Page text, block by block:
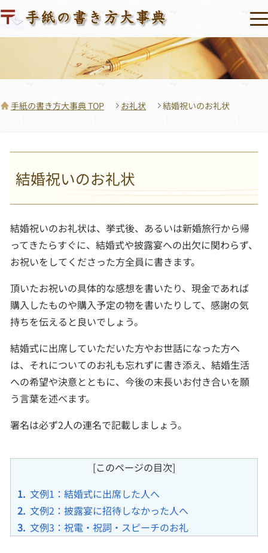
手紙の書き方大事典 TOP お礼状 結婚祝いのお礼状
結婚祝いのお礼状
結婚祝いのお礼状は、挙式後、あるいは新婚旅行から帰
ってきたらすぐに、結婚式や披露宴への出欠に関わらず、
お祝いをしてくださった方全員に書きます。
頂いたお祝いの具体的な感想を書いたり、現金であれば
購入したものや購入予定の物を書いたりして、感謝の気
持ちを伝えると良いでしょう。
結婚式に出席していただいた方やお世話になった方へ
は、それについてのお礼も忘れずに書き添え、結婚生活
への希望や決意とともに、今後の末長いお付き合いを願
う言葉を述べます。
署名は必ず2人の連名で記載しましょう。
[このページの目次]
文例1：結婚式に出席した人へ
文例2：披露宴に招待しなかった人へ
文例3：祝電・祝詞・スピーチのお礼